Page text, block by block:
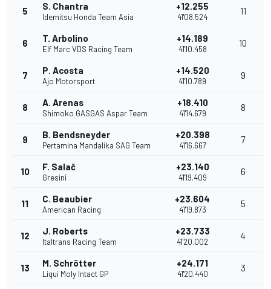
5 S. Chantra
Idemitsu Honda Team Asia
+12.255
41'08.524
11
6 T. Arbolino
Elf Marc VDS Racing Team
+14.189
41'10.458
10
7 P. Acosta
Ajo Motorsport
+14.520
41'10.789
9
8 A. Arenas
Shimoko GASGAS Aspar Team
+18.410
41'14.679
8
9 B. Bendsneyder
Pertamina Mandalika SAG Team
+20.398
41'16.667
7
10 F. Salač
Gresini
+23.140
41'19.409
6
11 C. Beaubier
American Racing
+23.604
41'19.873
5
12 J. Roberts
Italtrans Racing Team
+23.733
41'20.002
4
13 M. Schrötter
Liqui Moly Intact GP
+24.171
41'20.440
3